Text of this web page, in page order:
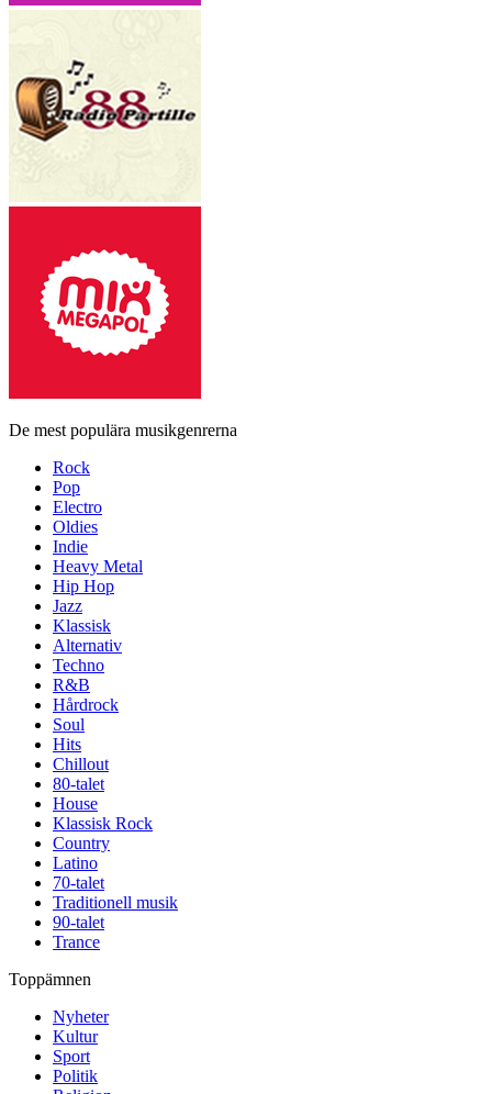
De mest populära musikgenrerna
Rock
Pop
Electro
Oldies
Indie
Heavy Metal
Hip Hop
Jazz
Klassisk
Alternativ
Techno
R&B
Hårdrock
Soul
Hits
Chillout
80-talet
House
Klassisk Rock
Country
Latino
70-talet
Traditionell musik
90-talet
Trance
Toppämnen
Nyheter
Kultur
Sport
Politik